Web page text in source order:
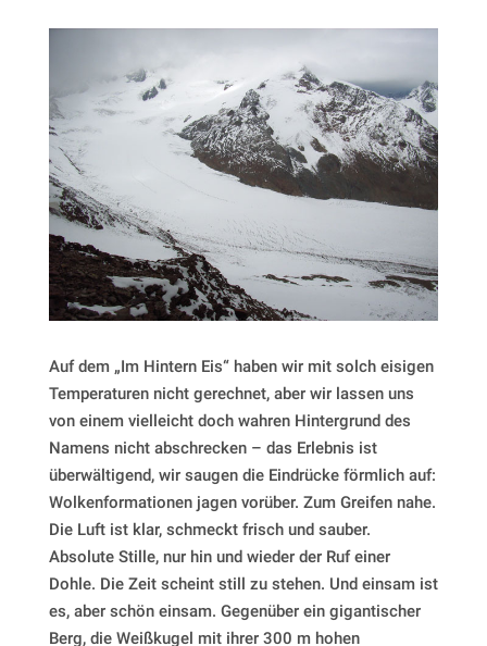
Auf dem „Im Hintern Eis“ haben wir mit solch eisigen
Temperaturen nicht gerechnet, aber wir lassen uns
von einem vielleicht doch wahren Hintergrund des
Namens nicht abschrecken – das Erlebnis ist
überwältigend, wir saugen die Eindrücke förmlich auf:
Wolkenformationen jagen vorüber. Zum Greifen nahe.
Die Luft ist klar, schmeckt frisch und sauber.
Absolute Stille, nur hin und wieder der Ruf einer
Dohle. Die Zeit scheint still zu stehen. Und einsam ist
es, aber schön einsam. Gegenüber ein gigantischer
Berg, die Weißkugel mit ihrer 300 m hohen